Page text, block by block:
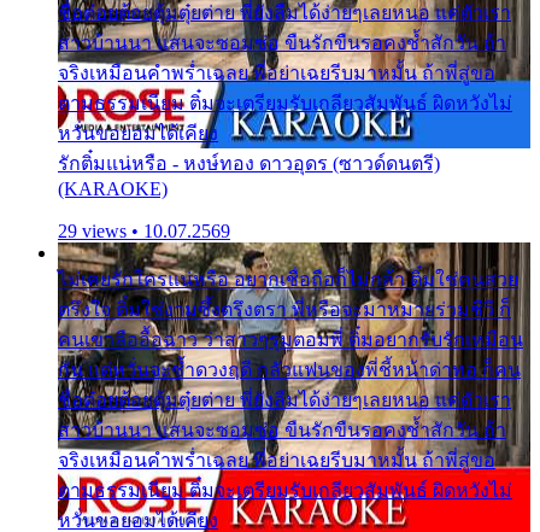
ชื่อต๋อยต้อยตุ้มตุ๋ยต่าย พี่ยังลืมได้ง่ายๆเลยหนอ แค่ตัวเรา
สาวบ้านนา แสนจะซอมซ่อ ขืนรักขืนรอคงช้ำสักวัน ถ้า
จริงเหมือนคำพร่ำเฉลย พี่อย่าเฉยรีบมาหมั้น ถ้าพี่สู่ขอ
ตามธรรมเนียม ติ๋มจะเตรียมรับเกลียวสัมพันธ์ ผิดหวังไม่
หวั่นขอยอมได้เคียง
รักติ๋มแน่หรือ - หงษ์ทอง ดาวอุดร (ซาวด์ดนตรี)
(KARAOKE)
29 views • 10.07.2569
ไม่เคยรักใครแน่หรือ อยากเชื่อถือก็ไม่กล้า ติ๋มใช่คนสวย
ตรึงใจ ติ๋มใช่งามซึ้งตรึงตรา พี่หรือจะมาหมายร่วมชีวี ก็
คนเขาลืออื้อฉาว ว่าสาวๆรุมตอมพี่ ติ๋มอยากรับรักเหมือน
กัน แต่หวั่นจะช้ำดวงฤดี กลัวแฟนของพี่ชี้หน้าด่าทอ ก็คน
ชื่อต๋อยต้อยตุ้มตุ๋ยต่าย พี่ยังลืมได้ง่ายๆเลยหนอ แค่ตัวเรา
สาวบ้านนา แสนจะซอมซ่อ ขืนรักขืนรอคงช้ำสักวัน ถ้า
จริงเหมือนคำพร่ำเฉลย พี่อย่าเฉยรีบมาหมั้น ถ้าพี่สู่ขอ
ตามธรรมเนียม ติ๋มจะเตรียมรับเกลียวสัมพันธ์ ผิดหวังไม่
หวั่นขอยอมได้เคียง